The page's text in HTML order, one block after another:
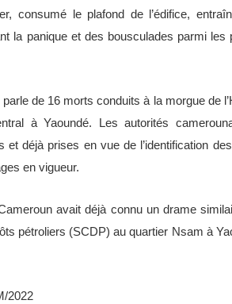
consumé le plafond de l’édifice,
la panique et des bousculades parmi les
de 16 morts conduits à la morgue de
à Yaoundé. Les autorités
et déjà prises en vue de l’identification
en vigueur.
avait déjà connu un drame
pétroliers (SCDP) au quartier Nsam à
2022